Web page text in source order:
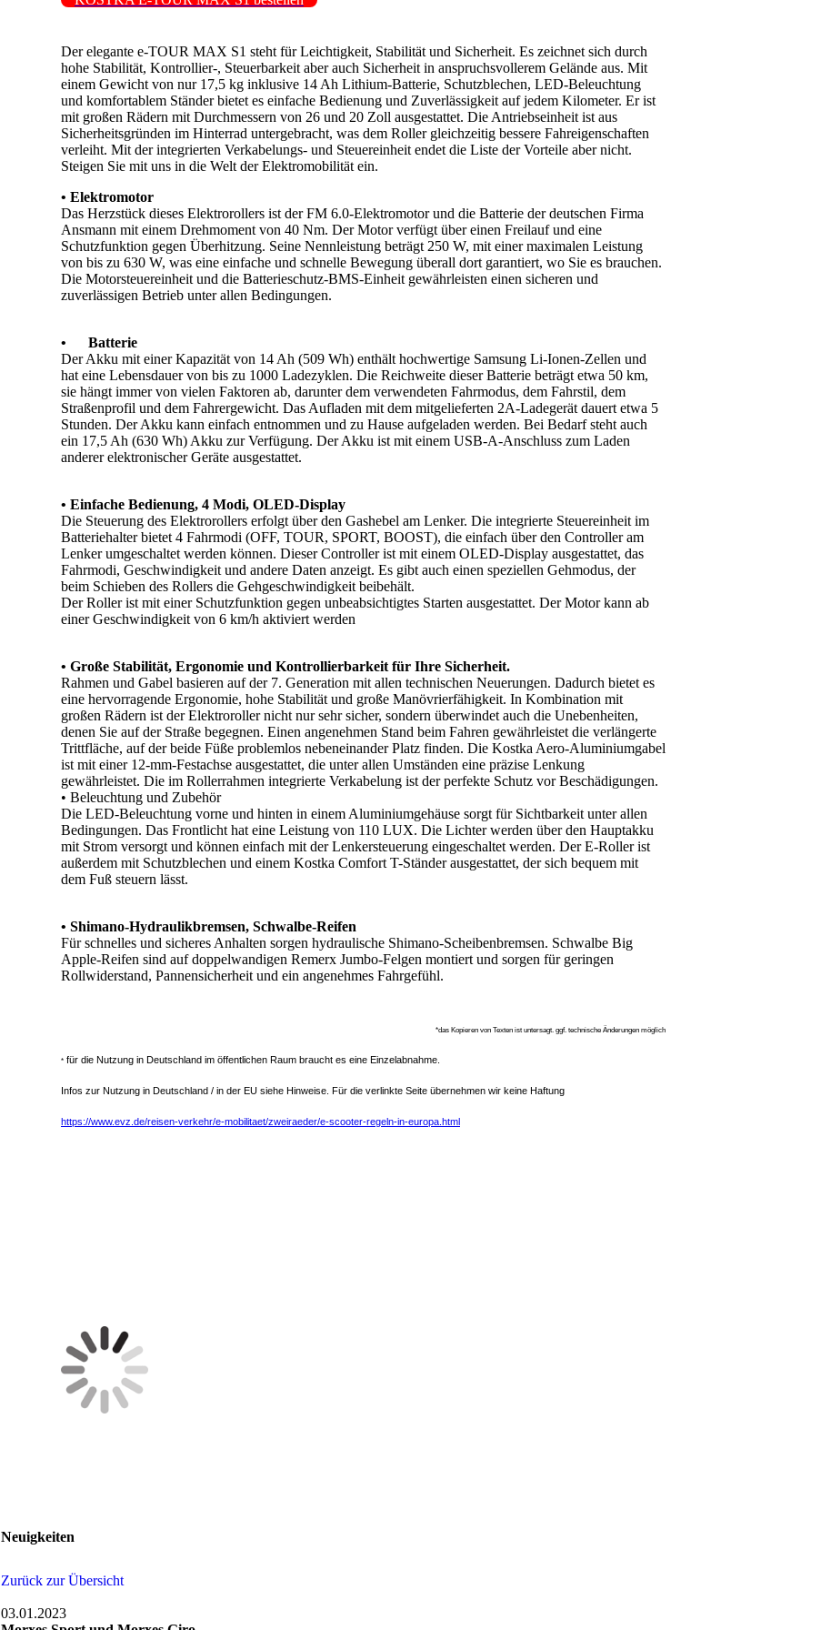
Der elegante e-TOUR MAX S1 steht für Leichtigkeit, Stabilität und Sicherheit. Es zeichnet sich durch
hohe Stabilität, Kontrollier-, Steuerbarkeit aber auch Sicherheit in anspruchsvollerem Gelände aus. Mit
einem Gewicht von nur 17,5 kg inklusive 14 Ah Lithium-Batterie, Schutzblechen, LED-Beleuchtung
und komfortablem Ständer bietet es einfache Bedienung und Zuverlässigkeit auf jedem Kilometer. Er ist
mit großen Rädern mit Durchmessern von 26 und 20 Zoll ausgestattet. Die Antriebseinheit ist aus
Sicherheitsgründen im Hinterrad untergebracht, was dem Roller gleichzeitig bessere Fahreigenschaften
verleiht. Mit der integrierten Verkabelungs- und Steuereinheit endet die Liste der Vorteile aber nicht.
Steigen Sie mit uns in die Welt der Elektromobilität ein.
• Elektromotor
Das Herzstück dieses Elektrorollers ist der FM 6.0-Elektromotor und die Batterie der deutschen Firma
Ansmann mit einem Drehmoment von 40 Nm. Der Motor verfügt über einen Freilauf und eine
Schutzfunktion gegen Überhitzung. Seine Nennleistung beträgt 250 W, mit einer maximalen Leistung
von bis zu 630 W, was eine einfache und schnelle Bewegung überall dort garantiert, wo Sie es brauchen.
Die Motorsteuereinheit und die Batterieschutz-BMS-Einheit gewährleisten einen sicheren und
zuverlässigen Betrieb unter allen Bedingungen.
• Batterie
Der Akku mit einer Kapazität von 14 Ah (509 Wh) enthält hochwertige Samsung Li-Ionen-Zellen und
hat eine Lebensdauer von bis zu 1000 Ladezyklen. Die Reichweite dieser Batterie beträgt etwa 50 km,
sie hängt immer von vielen Faktoren ab, darunter dem verwendeten Fahrmodus, dem Fahrstil, dem
Straßenprofil und dem Fahrergewicht. Das Aufladen mit dem mitgelieferten 2A-Ladegerät dauert etwa 5
Stunden. Der Akku kann einfach entnommen und zu Hause aufgeladen werden. Bei Bedarf steht auch
ein 17,5 Ah (630 Wh) Akku zur Verfügung. Der Akku ist mit einem USB-A-Anschluss zum Laden
anderer elektronischer Geräte ausgestattet.
• Einfache Bedienung, 4 Modi, OLED-Display
Die Steuerung des Elektrorollers erfolgt über den Gashebel am Lenker. Die integrierte Steuereinheit im
Batteriehalter bietet 4 Fahrmodi (OFF, TOUR, SPORT, BOOST), die einfach über den Controller am
Lenker umgeschaltet werden können. Dieser Controller ist mit einem OLED-Display ausgestattet, das
Fahrmodi, Geschwindigkeit und andere Daten anzeigt. Es gibt auch einen speziellen Gehmodus, der
beim Schieben des Rollers die Gehgeschwindigkeit beibehält.
Der Roller ist mit einer Schutzfunktion gegen unbeabsichtigtes Starten ausgestattet. Der Motor kann ab
einer Geschwindigkeit von 6 km/h aktiviert werden
• Große Stabilität, Ergonomie und Kontrollierbarkeit für Ihre Sicherheit.
Rahmen und Gabel basieren auf der 7. Generation mit allen technischen Neuerungen. Dadurch bietet es
eine hervorragende Ergonomie, hohe Stabilität und große Manövrierfähigkeit. In Kombination mit
großen Rädern ist der Elektroroller nicht nur sehr sicher, sondern überwindet auch die Unebenheiten,
denen Sie auf der Straße begegnen. Einen angenehmen Stand beim Fahren gewährleistet die verlängerte
Trittfläche, auf der beide Füße problemlos nebeneinander Platz finden. Die Kostka Aero-Aluminiumgabel
ist mit einer 12-mm-Festachse ausgestattet, die unter allen Umständen eine präzise Lenkung
gewährleistet. Die im Rollerrahmen integrierte Verkabelung ist der perfekte Schutz vor Beschädigungen.
• Beleuchtung und Zubehör
Die LED-Beleuchtung vorne und hinten in einem Aluminiumgehäuse sorgt für Sichtbarkeit unter allen
Bedingungen. Das Frontlicht hat eine Leistung von 110 LUX. Die Lichter werden über den Hauptakku
mit Strom versorgt und können einfach mit der Lenkersteuerung eingeschaltet werden. Der E-Roller ist
außerdem mit Schutzblechen und einem Kostka Comfort T-Ständer ausgestattet, der sich bequem mit
dem Fuß steuern lässt.
• Shimano-Hydraulikbremsen, Schwalbe-Reifen
Für schnelles und sicheres Anhalten sorgen hydraulische Shimano-Scheibenbremsen. Schwalbe Big
Apple-Reifen sind auf doppelwandigen Remerx Jumbo-Felgen montiert und sorgen für geringen
Rollwiderstand, Pannensicherheit und ein angenehmes Fahrgefühl.
*das Kopieren von Texten ist untersagt. ggf. technische Änderungen möglich
* für die Nutzung in Deutschland im öffentlichen Raum braucht es eine Einzelabnahme.
Infos zur Nutzung in Deutschland / in der EU siehe Hinweise. Für die verlinkte Seite übernehmen wir keine Haftung
https://www.evz.de/reisen-verkehr/e-mobilitaet/zweiraeder/e-scooter-regeln-in-europa.html
Neuigkeiten
Zurück zur Übersicht
03.01.2023